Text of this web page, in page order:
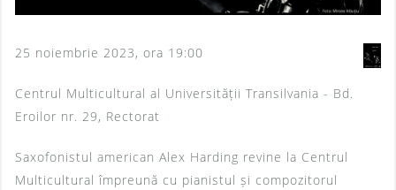
25 noiembrie 2023, ora 19:00
Centrul Multicultural al Universității Transilvania - Bd.
Eroilor nr. 29, Rectorat
Saxofonistul american Alex Harding revine la Centrul
Multicultural împreună cu pianistul și compozitorul